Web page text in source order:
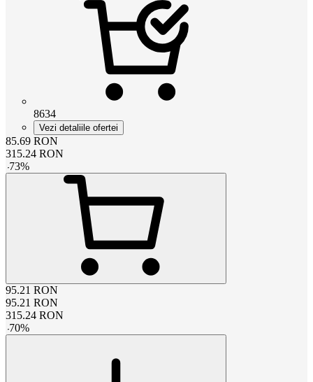
8634
Vezi detaliile ofertei
85.69 RON
315.24 RON
-73%
95.21 RON
95.21 RON
315.24 RON
-70%